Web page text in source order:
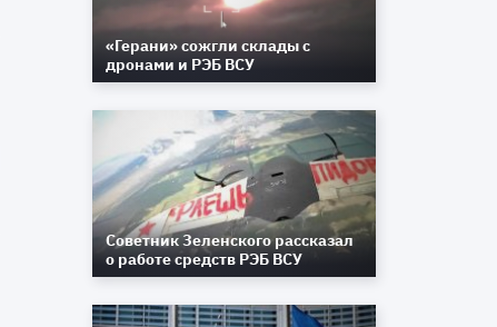
«Герани» сожгли склады с
дронами и РЭБ ВСУ
Советник Зеленского рассказал
о работе средств РЭБ ВСУ